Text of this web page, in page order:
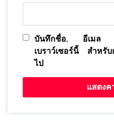
บันทึกชื่อ, อีเมล แ
เบราว์เซอร์นี้ สำหรับ
ไป